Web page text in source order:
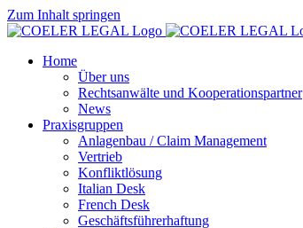
Zum Inhalt springen
Home
Über uns
Rechtsanwälte und Kooperationspartner
News
Praxisgruppen
Anlagenbau / Claim Management
Vertrieb
Konfliktlösung
Italian Desk
French Desk
Geschäftsführerhaftung